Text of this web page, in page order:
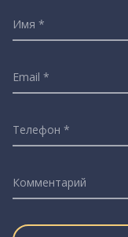
Имя
Email
Телефон
Комментарий